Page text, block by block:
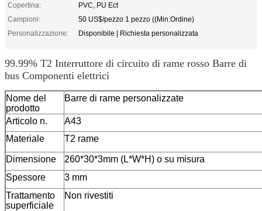
Copertina:
PVC, PU Ect
Campioni:
50 US$/pezzo 1 pezzo ((Min.Ordine)
Personalizzazione:
Disponibile | Richiesta personalizzata
99.99% T2 Interruttore di circuito di rame rosso Barre di
bus Componenti elettrici
Nome del
prodotto
Barre di rame personalizzate
Articolo n.
A43
Materiale
T2 rame
Dimensione
260*30*3mm (L*W*H) o su misura
Spessore
3 mm
Trattamento
superficiale
Non rivestiti